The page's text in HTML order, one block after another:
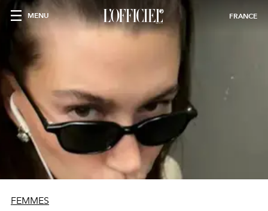
MENU FRANCE
FEMMES